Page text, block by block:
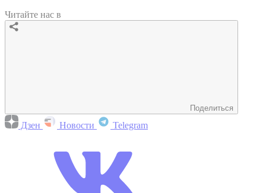
Читайте нас в
Поделиться
Дзен Новости Telegram